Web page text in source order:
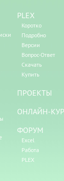
PLEX
Коротко
Подробно
Версии
Вопрос-Ответ
Скачать
Купить
ПРОЕКТЫ
ОНЛАЙН-
ФОРУМ
Excel
Работа
PLEX